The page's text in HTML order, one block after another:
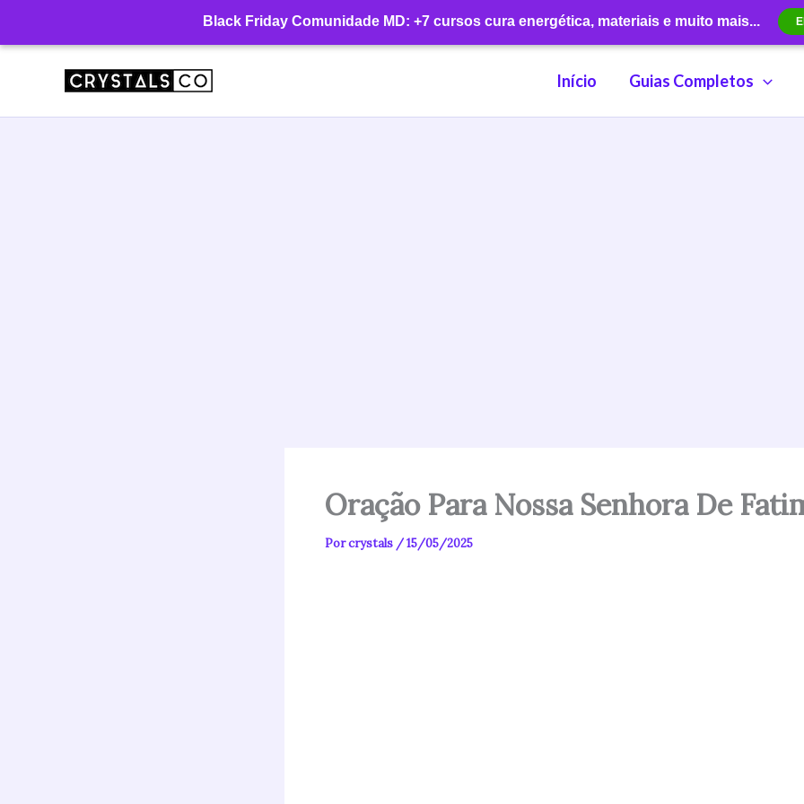
Black Friday Comunidade MD: +7 cursos cura energética, materiais e muito mais...
conteúdo
Início Guias Completos
Oração Para Nossa Senhora De
Porcrystals /15/05/2025